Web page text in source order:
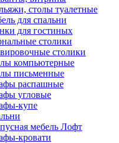
столы туалетные
для спальни
для гостиных
столики
столики
компьютерные
письменные
распашные
угловые
купе
мебель Лофт
кровати